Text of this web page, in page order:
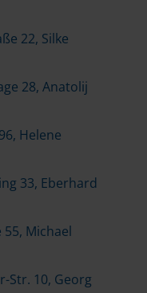
22, Silke
28, Anatolij
Helene
33, Eberhard
Michael
Str. 10, Georg